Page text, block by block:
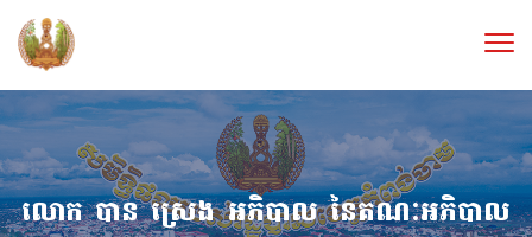
លោក​ បាន​ ស្រេង​ អភិបាល​ នៃគណៈអភិបាល